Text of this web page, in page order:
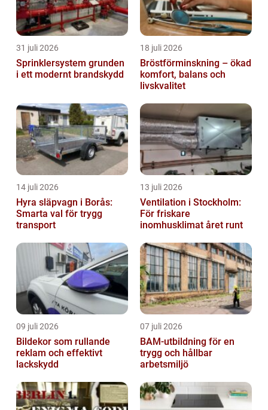
31 juli 2026
Sprinklersystem grunden
i ett modernt brandskydd
18 juli 2026
Bröstförminskning – ökad
komfort, balans och
livskvalitet
14 juli 2026
Hyra släpvagn i Borås:
Smarta val för trygg
transport
13 juli 2026
Ventilation i Stockholm:
För friskare
inomhusklimat året runt
09 juli 2026
Bildekor som rullande
reklam och effektivt
lackskydd
07 juli 2026
BAM-utbildning för en
trygg och hållbar
arbetsmiljö